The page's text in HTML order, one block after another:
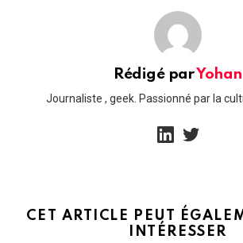
Rédigé parYohan
Journaliste , geek. Passionné par la
linkedin
CET ARTICLE PEUT
INTÉRESSER